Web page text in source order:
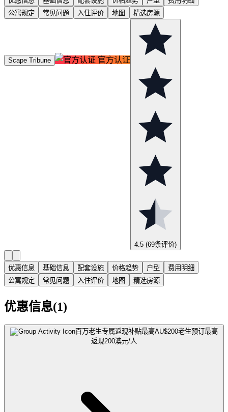
公寓规定
常见问题 入住评价 地图 精选房源
Scape Tribune 官方认证
4.5 (69条评价)
优惠信息 基础信息 配套设施 价格趋势 户型
费用明细
公寓规定
常见问题 入住评价 地图 精选房源
优惠信息(1)
百万老生专属返现补贴最高AU$200老生预订最高
返现200澳元/人